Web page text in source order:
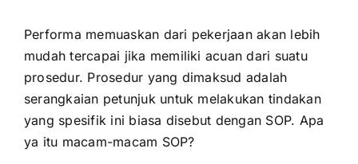
Performa memuaskan dari pekerjaan akan lebih
mudah tercapai jika memiliki acuan dari suatu
prosedur. Prosedur yang dimaksud adalah
serangkaian petunjuk untuk melakukan tindakan
yang spesifik ini biasa disebut dengan SOP. Apa
ya itu macam-macam SOP?